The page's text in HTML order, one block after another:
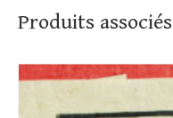
Produits associés